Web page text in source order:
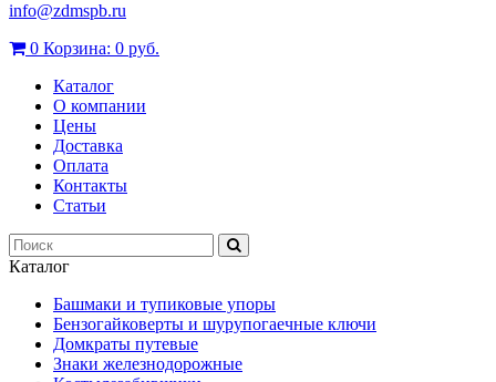
info@zdmspb.ru
0 Корзина: 0 руб.
Каталог
О компании
Цены
Доставка
Оплата
Контакты
Статьи
Каталог
Башмаки и тупиковые упоры
Бензогайковерты и шурупогаечные ключи
Домкраты путевые
Знаки железнодорожные